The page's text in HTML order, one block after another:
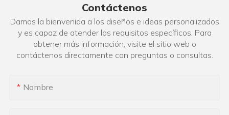
Contáctenos
Damos la bienvenida a los diseños e ideas personalizados
y es capaz de atender los requisitos específicos. Para
obtener más información, visite el sitio web o
contáctenos directamente con preguntas o consultas.
Nombre